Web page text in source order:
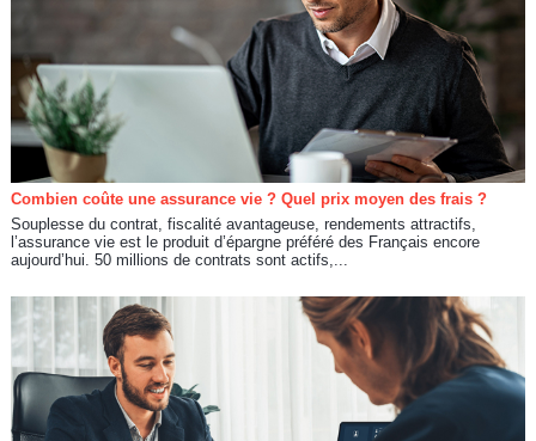
Combien coûte une assurance vie ? Quel prix moyen des frais ?
Souplesse du contrat, fiscalité avantageuse, rendements attractifs,
l’assurance vie est le produit d’épargne préféré des Français encore
aujourd’hui. 50 millions de contrats sont actifs,...